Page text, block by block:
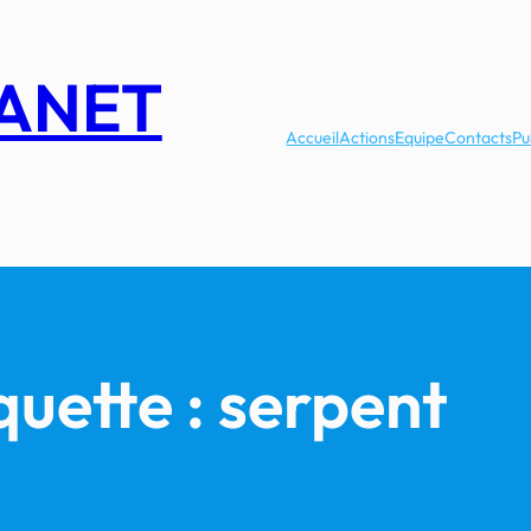
AccueilActionsEquipeContacts
: serpent